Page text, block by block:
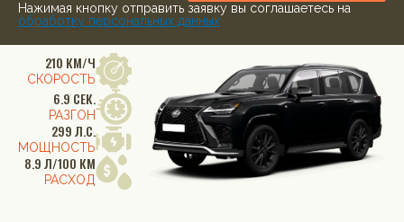
Нажимая кнопку отправить заявку вы соглашаетесь на
обработку персональных данных
210 КМ/Ч
СКОРОСТЬ
6.9 СЕК.
РАЗГОН
299 Л.С.
МОЩНОСТЬ
8.9 Л/100 КМ
РАСХОД